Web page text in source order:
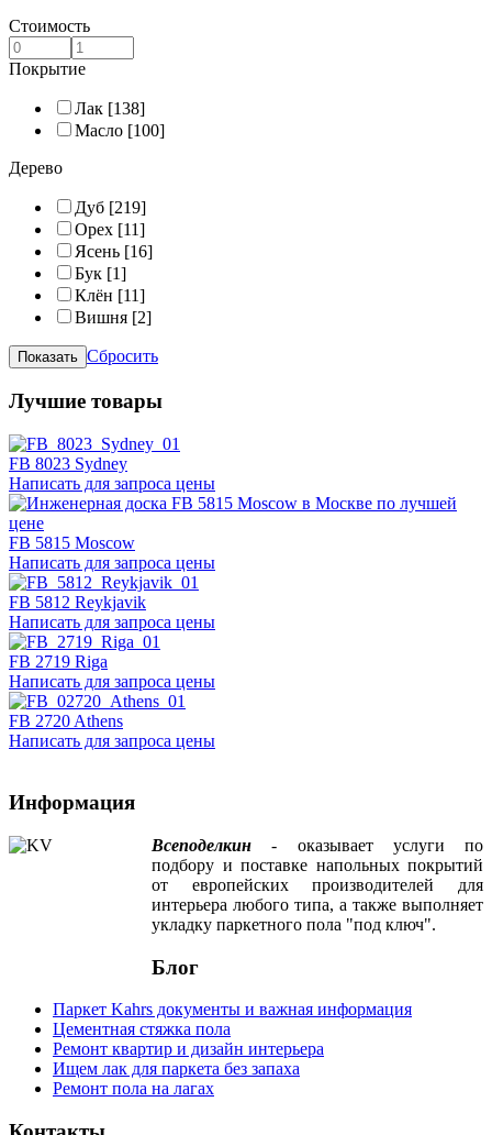
Стоимость
Покрытие
Лак [138]
Масло [100]
Дерево
Дуб [219]
Орех [11]
Ясень [16]
Бук [1]
Клён [11]
Вишня [2]
Сбросить
Лучшие товары
FB 8023 Sydney
Написать для запроса цены
FB 5815 Moscow
Написать для запроса цены
FB 5812 Reykjavik
Написать для запроса цены
FB 2719 Riga
Написать для запроса цены
FB 2720 Athens
Написать для запроса цены
Информация
Всеподелкин - оказывает услуги по
подбору и поставке напольных покрытий
от европейских производителей для
интерьера любого типа, а также выполняет
укладку паркетного пола "под ключ".
Блог
Паркет Kahrs документы и важная информация
Цементная стяжка пола
Ремонт квартир и дизайн интерьера
Ищем лак для паркета без запаха
Ремонт пола на лагах